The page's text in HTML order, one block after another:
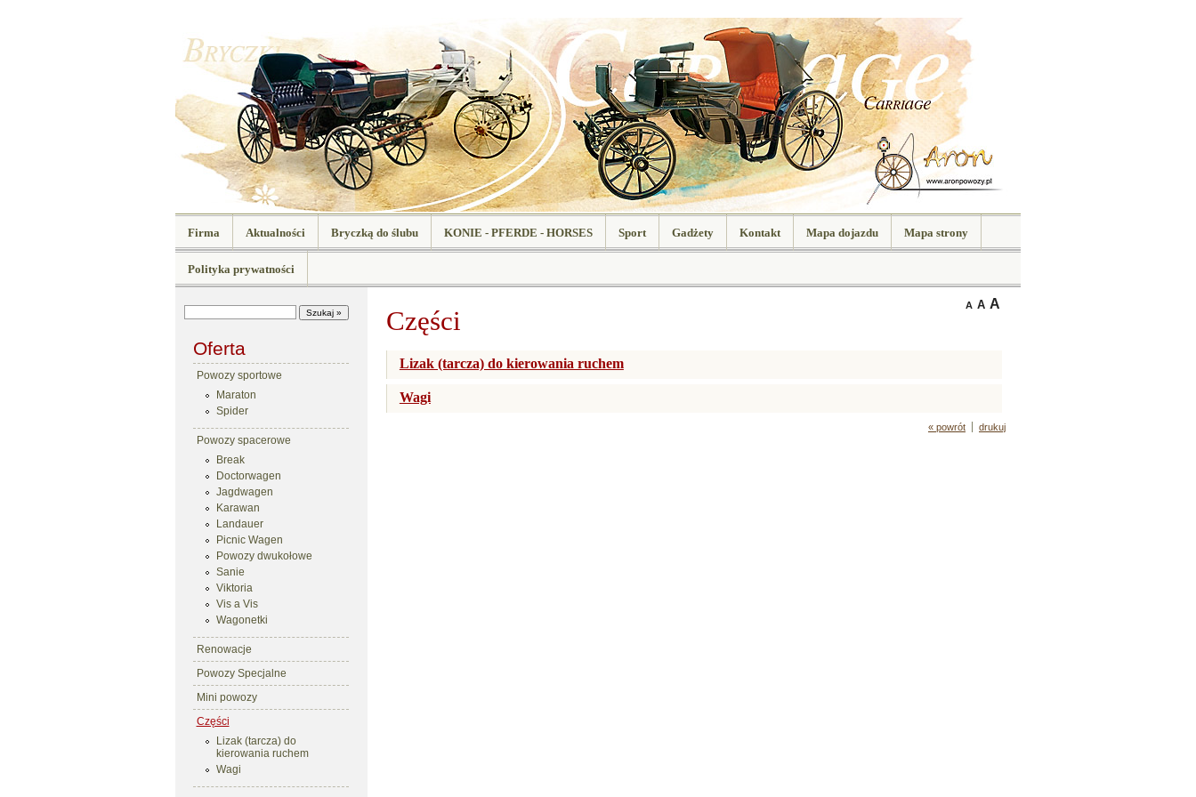
Firma Aktualności Bryczką do ślubu KONIE - PFERDE - HORSES Sport Gadżety Kontakt Mapa dojazdu Mapa strony
Polityka prywatności
Oferta
Powozy sportowe
Maraton
Spider
Powozy spacerowe
Break
Doctorwagen
Jagdwagen
Karawan
Landauer
Picnic Wagen
Powozy dwukołowe
Sanie
Viktoria
Vis a Vis
Wagonetki
Renowacje
Powozy Specjalne
Mini powozy
Części
Lizak (tarcza) do
kierowania ruchem
Wagi
A A A
Części
Lizak (tarcza) do kierowania ruchem
Wagi
drukuj
« powrót